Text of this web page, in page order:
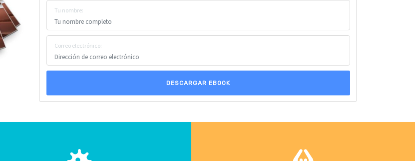
Tu nombre:
Correo electrónico:
DESCARGAR EBOOK